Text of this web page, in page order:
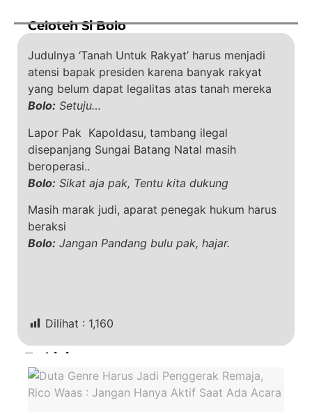
Celoteh Si Bolo
Judulnya ‘Tanah Untuk Rakyat’ harus menjadi
atensi bapak presiden karena banyak rakyat
yang belum dapat legalitas atas tanah mereka
Bolo: Setuju…
Lapor Pak Kapoldasu, tambang ilegal
disepanjang Sungai Batang Natal masih
beroperasi..
Bolo: Sikat aja pak, Tentu kita dukung
Masih marak judi, aparat penegak hukum harus
beraksi
Bolo: Jangan Pandang bulu pak, hajar.
Dilihat : 1,160
Terkini